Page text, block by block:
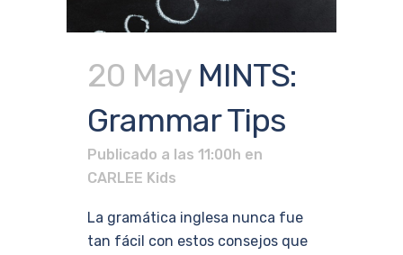
20 May MINTS:
Grammar Tips
Publicado a las 11:00h en
CARLEE Kids
La gramática inglesa nunca fue
tan fácil con estos consejos que